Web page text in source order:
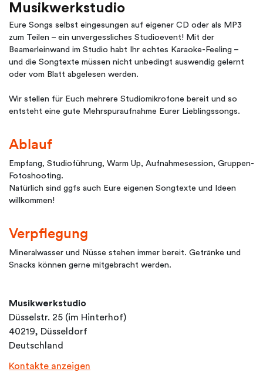
Musikwerkstudio
Eure Songs selbst eingesungen auf eigener CD oder als MP3
zum Teilen – ein unvergessliches Studioevent! Mit der
Beamerleinwand im Studio habt Ihr echtes Karaoke-Feeling –
und die Songtexte müssen nicht unbedingt auswendig gelernt
oder vom Blatt abgelesen werden.
Wir stellen für Euch mehrere Studiomikrofone bereit und so
entsteht eine gute Mehrspuraufnahme Eurer Lieblingssongs.
Ablauf
Empfang, Studioführung, Warm Up, Aufnahmesession, Gruppen-
Fotoshooting.
Natürlich sind ggfs auch Eure eigenen Songtexte und Ideen
willkommen!
Verpflegung
Mineralwasser und Nüsse stehen immer bereit. Getränke und
Snacks können gerne mitgebracht werden.
Musikwerkstudio
Düsselstr. 25 (im Hinterhof)
40219, Düsseldorf
Deutschland
Kontakte anzeigen